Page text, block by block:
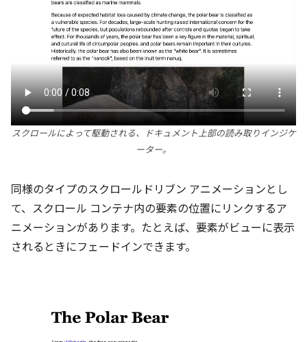
スクロールによって駆動される、ドキュメント上部の読み取りインジケ
ーター。
同様のタイプのスクロールドリブン アニメーションとし
て、スクロール コンテナ内の要素の位置にリンクするア
ニメーションがあります。たとえば、要素がビューに表示
されるときにフェードインできます。